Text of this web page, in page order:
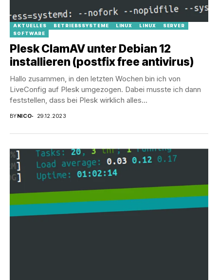
AKTUELLES BETRIEBSSYSTEME LINUX LINUX
SERVER
SOFTWARE
Plesk ClamAV unter Debian 12
installieren (postfix free antivirus)
Hallo zusammen, in den letzten Wochen bin ich von
LiveConfig auf Plesk umgezogen. Dabei musste ich dann
feststellen, dass bei Plesk wirklich alles...
BYNICO 29.12.2023